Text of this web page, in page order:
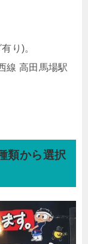
り)。
線 高田馬場駅
類から選択